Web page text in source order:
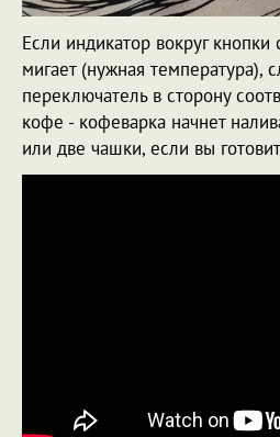
Если индикатор вокруг
мигает (нужная температура),
переключатель в сторону
кофе - кофеварка начнет
или две чашки, если вы